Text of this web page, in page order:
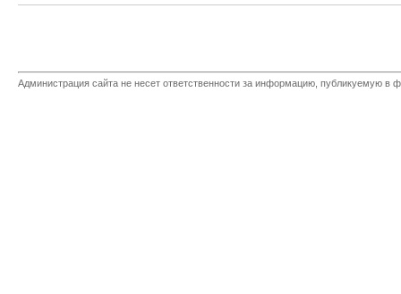
Администрация сайта не несет ответственности за информацию, публикуемую